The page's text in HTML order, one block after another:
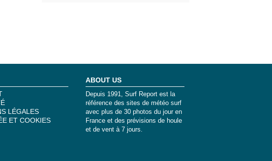
LÉGALES
ET COOKIES
ABOUT US
Depuis 1991, Surf Report est la
référence des sites de météo surf
avec plus de 30 photos du jour en
France et des prévisions de houle
et de vent à 7 jours.